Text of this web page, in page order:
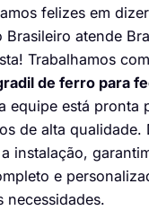
felizes em
Brasileiro atende
Trabalhamos
de ferro para
equipe está pronta
de alta qualidade.
instalação,
e
necessidades.